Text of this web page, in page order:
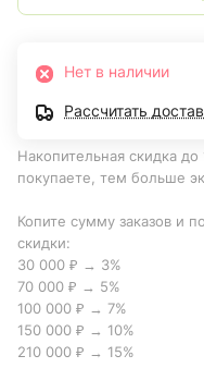
Нет в наличии
Рассчитать
Накопительная скидка
покупаете, тем больше
Копите сумму заказов и
скидки:
30 000 ₽ → 3%
70 000 ₽ → 5%
100 000 ₽ → 7%
150 000 ₽ → 10%
210 000 ₽ → 15%